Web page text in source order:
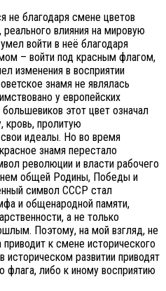
не благодаря смене цветов
влияния на мировую
войти в неё благодаря
– войти под красным флагом,
изменения в восприятии
знамя не являлась
у европейских
этот цвет означал
кровь, пролитую
идеалы. Но во время
знамя перестало
революции и власти рабочего
общей Родины, Победы и
символ СССР стал
и общенародной памяти,
а не только
Поэтому, на мой взгляд, не
к смене исторического
историческом развитии приводят
флага, либо к иному восприятию